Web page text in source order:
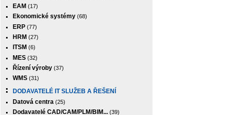
EAM (17)
Ekonomické systémy (68)
ERP (77)
HRM (27)
ITSM (6)
MES (32)
Řízení výroby (37)
WMS (31)
DODAVATELÉ IT SLUŽEB A ŘEŠENÍ
Datová centra (25)
Dodavatelé CAD/CAM/PLM/BIM... (39)